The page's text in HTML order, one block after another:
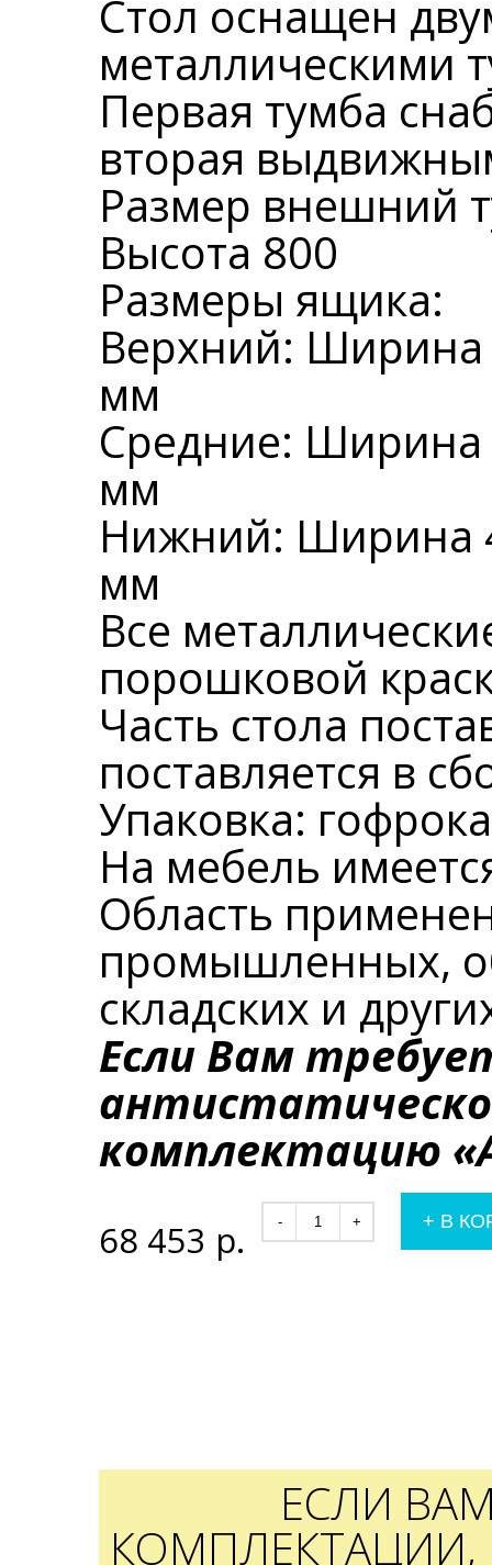
Стол оснащен
металлическими
Первая тумба
вторая
Размер внешний
Высота 800
Размеры ящика:
Верхний: Ширина
мм
Средние: Ширина
мм
Нижний: Ширина
мм
Все
порошковой
Часть стола
поставляется в
Упаковка:
На мебель
Область
промышленных,
складских и
Если Вам
комплектацию
68 453 р. - + + В
ЕСЛИ
КОМПЛЕКТАЦИИ,